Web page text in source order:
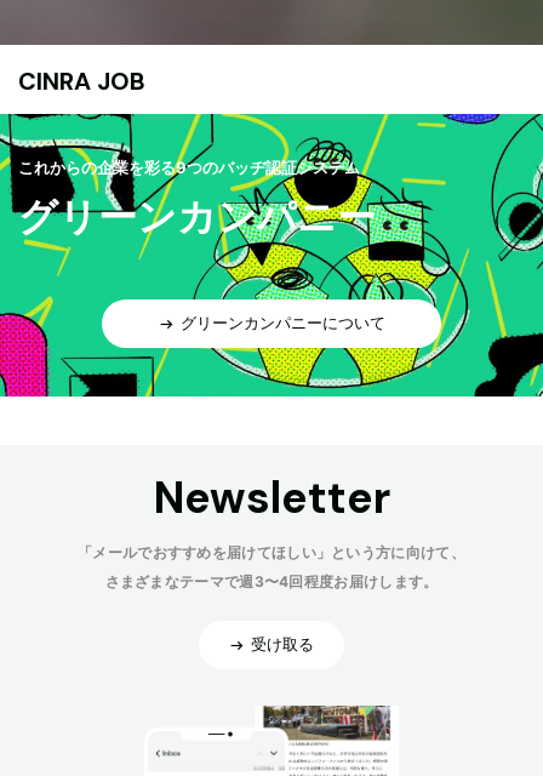
CINRA JOB
これからの企業を彩る9つのバッヂ認証システム
グリーンカンパニー
グリーンカンパニーについて
Newsletter
「メールでおすすめを届けてほしい」という方に向けて、
さまざまなテーマで週3〜4回程度お届けします。
受け取る